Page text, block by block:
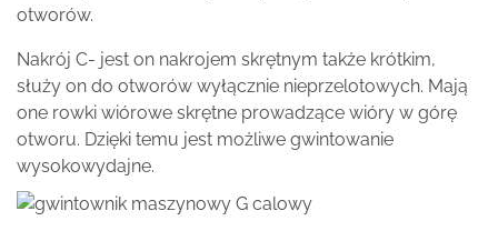
otworów.
Nakrój C- jest on nakrojem skrętnym także krótkim,
służy on do otworów wyłącznie nieprzelotowych. Mają
one rowki wiórowe skrętne prowadzące wióry w górę
otworu. Dzięki temu jest możliwe gwintowanie
wysokowydajne.